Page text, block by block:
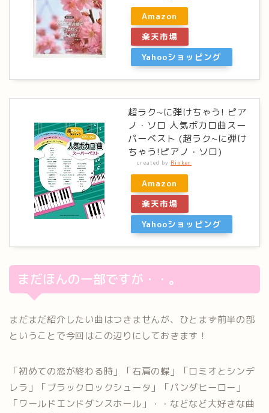
Amazon
楽天市場
Yahooショッピング
超ラク~に弾けちゃう! ピア
ノ・ソロ 人気ボカロ曲スー
パーベスト (超ラク~に弾け
ちゃう!ピアノ・ソロ)
created by Rinker
Amazon
楽天市場
Yahooショッピング
まだほんの一部ですが・・。
まだまだ紹介したい曲はつきませんが、ひとまず前半の部
ということで今回はこの辺りにしておきます！
「初めての恋が終わる時」「右肩の蝶」「ロミオとシンデ
レラ」「ブラックロックシュータ」「パンダヒーロー」
「ワールドエンドダンスホール」・・などなど大好きな曲